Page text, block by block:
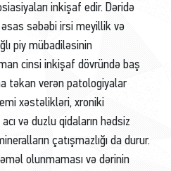
inkişaf edir. Dəridə
səbəbi irsi meyillik və
piy mübadiləsinin
cinsi inkişaf dövründə baş
təkan verən patologiyalar
xəstəlikləri, xroniki
və duzlu qidaların hədsiz
çatışmazlığı da durur.
olunmaması və dərinin